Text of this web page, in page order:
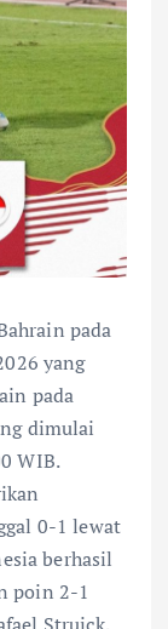
pada
yang
pada
dimulai
WIB.
0-1 lewat
berhasil
poin 2-1